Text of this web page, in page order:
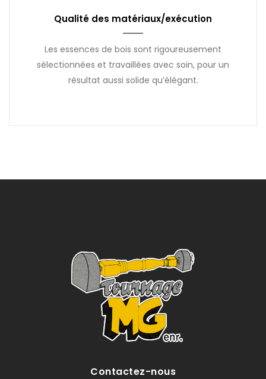
Qualité des matériaux/exécution
Les essences de bois sont rigoureusement
sélectionnées et travaillées avec soin, pour un
résultat aussi solide qu’élégant.
Contactez-nous